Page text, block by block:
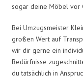
sogar deine Möbel vor
Bei Umzugsmeister
großen Wert auf
wir dir gerne ein
Bedürfnisse
du tatsächlich in